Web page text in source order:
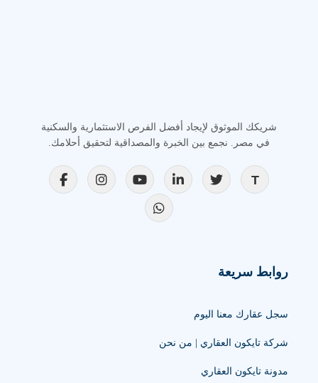
شريكك الموثوق لإيجاد أفضل الفرص الاستثمارية والسكنية
في مصر. نجمع بين الخبرة والمصداقية لتحقيق أحلامك.
روابط سريعة
سجل عقارك معنا اليوم
شركة تايكون العقاري | من نحن
مدونة تايكون العقاري